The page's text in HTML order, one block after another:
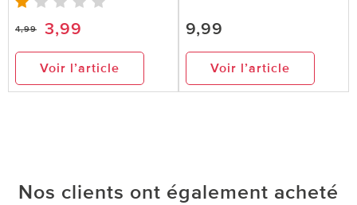
4,99 3,99
Voir l’article
9,99
Voir l’article
Nos clients ont également acheté